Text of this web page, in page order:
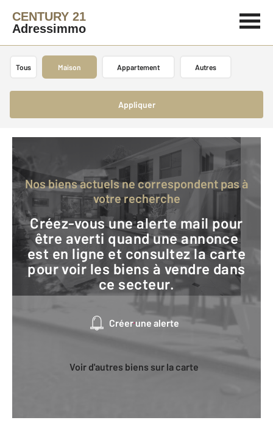
CENTURY 21
Adressimmo
Tous Maison Appartement Autres
Appliquer
Nos biens actuels ne correspondent pas à
votre recherche
Créez-vous une alerte mail pour
être averti quand une annonce
est en ligne et consultez la carte
pour voir les biens à vendre dans
ce secteur.
Créer une alerte
Voir d'autres biens sur la carte